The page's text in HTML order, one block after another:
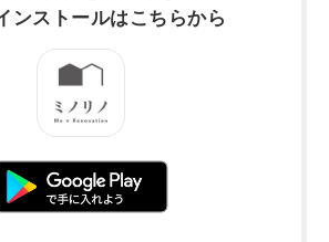
ンストールはこちらから